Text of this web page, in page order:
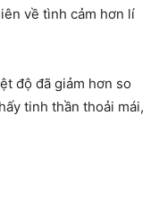
về tình cảm hơn lí
độ đã giảm hơn so
tinh thần thoải mái,